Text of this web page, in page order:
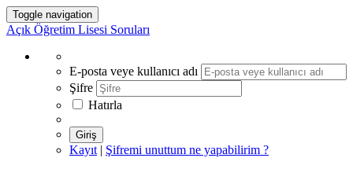
Toggle navigation
Açık Öğretim Lisesi Soruları
E-posta veye kullanıcı adı
Şifre
Hatırla
Giriş
Kayıt | Şifremi unuttum ne yapabilirim ?